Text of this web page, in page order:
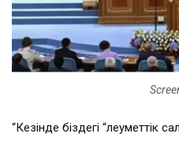
“Кезінде біздегі “әлеуметтік